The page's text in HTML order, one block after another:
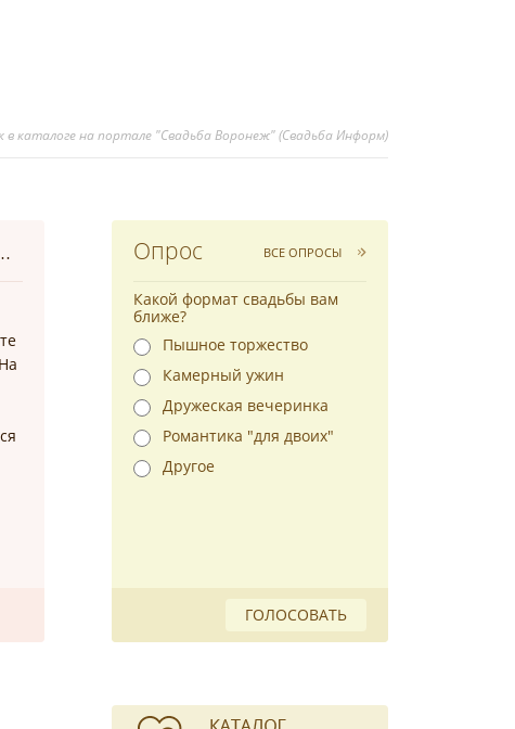
в каталоге на портале "Свадьба Воронеж" (Свадьба Информ)
и Елизаветы Опрос ВСЕ ОПРОСЫ
Какой формат свадьбы вам
ближе?
Пышное торжество
Камерный ужин
Дружеская вечеринка
Романтика "для двоих"
Другое
ГОЛОСОВАТЬ